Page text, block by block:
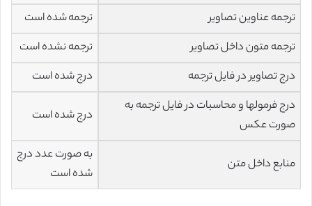
ترجمه عناوین تصاویر
ترجمه شده است
ترجمه متون داخل تصاویر
ترجمه نشده است
درج تصاویر در فایل ترجمه
درج شده است
درج فرمولها و محاسبات در فایل ترجمه به
صورت عکس
درج شده است
منابع داخل متن
به صورت عدد درج
شده است